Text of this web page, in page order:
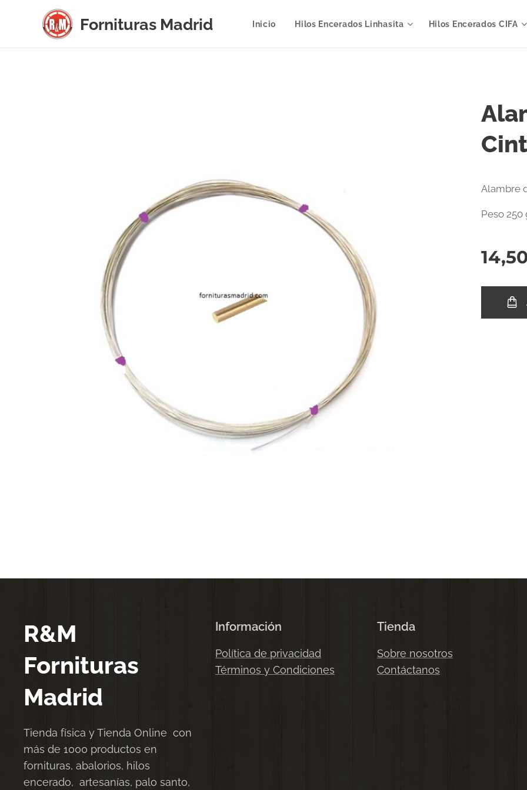
Fornituras Madrid Inicio Hilos Encerados Linhasita Hilos Encerados CIFA
Alambre
Peso 250
R&M
Fornituras
Madrid
Tienda física y Tienda Online con
más de 1000 productos en
fornituras, abalorios, hilos
encerado, artesanías, palo santo,
Información
Política de privacidad
Términos y Condiciones
Tienda
Sobre nosotros
Contáctanos